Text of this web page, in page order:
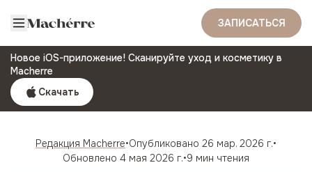
ЗАПИСАТЬСЯ
Новое iOS-приложение! Сканируйте уход и косметику в
Macherre
Скачать
Редакция Macherre•Опубликовано 26 мар. 2026 г.•
Обновлено 4 мая 2026 г.•9 мин чтения